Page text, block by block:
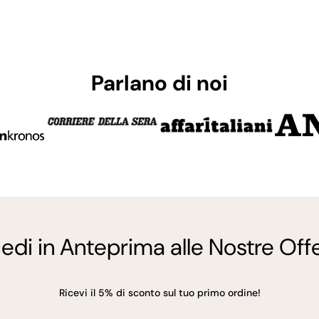
Parlano di noi
in Anteprima alle Nostre
Ricevi il 5% di sconto sul tuo primo ordine!